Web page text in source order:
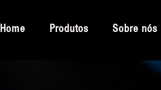
Home Produtos Sobre nós